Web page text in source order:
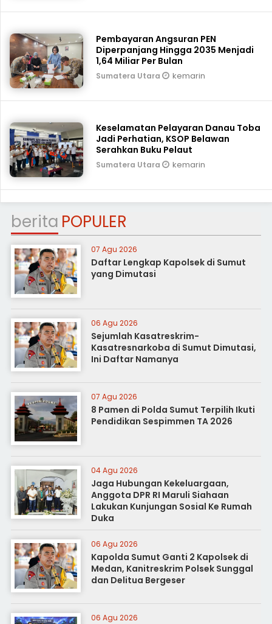
Pembayaran Angsuran PEN
Diperpanjang Hingga 2035 Menjadi
1,64 Miliar Per Bulan
Sumatera Utara kemarin
Keselamatan Pelayaran Danau Toba
Jadi Perhatian, KSOP Belawan
Serahkan Buku Pelaut
Sumatera Utara kemarin
berita POPULER
07 Agu 2026
Daftar Lengkap Kapolsek di Sumut
yang Dimutasi
06 Agu 2026
Sejumlah Kasatreskrim-
Kasatresnarkoba di Sumut Dimutasi,
Ini Daftar Namanya
07 Agu 2026
8 Pamen di Polda Sumut Terpilih Ikuti
Pendidikan Sespimmen TA 2026
04 Agu 2026
Jaga Hubungan Kekeluargaan,
Anggota DPR RI Maruli Siahaan
Lakukan Kunjungan Sosial Ke Rumah
Duka
06 Agu 2026
Kapolda Sumut Ganti 2 Kapolsek di
Medan, Kanitreskrim Polsek Sunggal
dan Delitua Bergeser
06 Agu 2026